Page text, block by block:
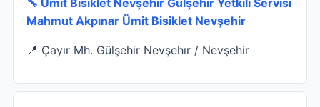
Mahmut Akpınar Ümit Bisiklet Nevşehir
📍 Çayır Mh. Gülşehir Nevşehır / Nevşehir